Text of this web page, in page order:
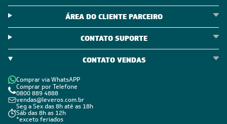
ÁREA DO CLIENTE PARCEIRO
CONTATO SUPORTE
CONTATO VENDAS
Comprar via WhatsAPP
Comprar por Telefone
0800 889 4888
vendas@leveros.com.br
Seg a Sex das 8h até as 18h
Sáb das 8h as 12h
*exceto feriados